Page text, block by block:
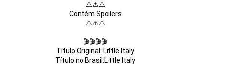
⚠️⚠️⚠️
Contém Spoilers
⚠️⚠️⚠️
🎬🎬🎬🎬
Título Original: Little Italy
Título no Brasil:Little Italy